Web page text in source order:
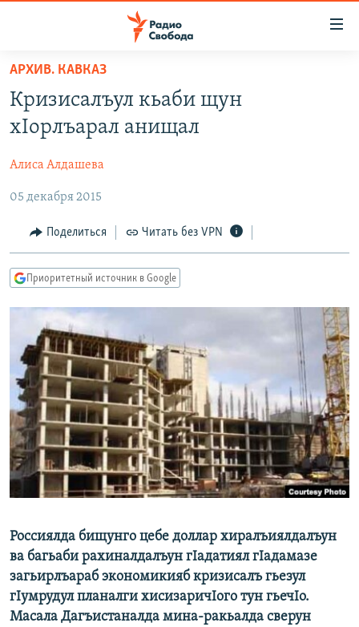
упрощенного
доступа
Вернуться
основному
Вернутся
главной
навигации
Вернутся
ПОДКАСТЫ
АВТОРСКИЕ ПРОЕКТЫ
ЦИТАТЫ СВОБОДЫ
МНЕНИЯ
КУЛЬТУРА
IDEL.РЕАЛИИ
КАВКАЗ.РЕАЛИИ
СЕВЕР.РЕАЛИИ
СИБИРЬ.РЕАЛИИ
РАСПИСАНИЕ ВЕЩАНИЯ
ПОДПИШИТЕСЬ НА РАССЫЛКУ
СОЦИАЛЬНЫЕ СЕТИ
Все сайты РСЕ/РС
АРХИВ. КАВКАЗ
Кризисалъул кьаби щун
хIорлъарал анищал
Алиса Алдашева
05 декабря 2015
Поделиться Читать без VPN
Приоритетный источник в Google
Россиялда бищунго цебе доллар хиралъиялдалъун
ва багьаби рахиналдалъун гIадатиял гIадамазе
загьирлъараб экономикияб кризисалъ гьезул
гIумрудул планалги хисизаричIого тун гьечIо.
Масала Дагъистаналда мина-ракьалда сверун